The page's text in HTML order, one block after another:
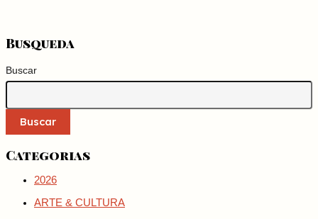
Busqueda
Buscar
Buscar
Categorias
2026
ARTE & CULTURA